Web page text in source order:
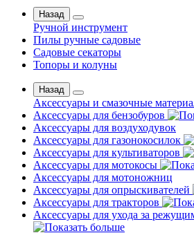
Назад
Ручной инструмент
Пилы ручные садовые
Садовые секаторы
Топоры и колуны
Назад
Аксессуары и смазочные
Аксессуары для бензобуров
Аксессуары для воздуходувок
Аксессуары для газонокосилок
Аксессуары для культиваторов
Аксессуары для мотокосы
Аксессуары для мотоножниц
Аксессуары для опрыскивателей
Аксессуары для тракторов
Аксессуары для ухода за